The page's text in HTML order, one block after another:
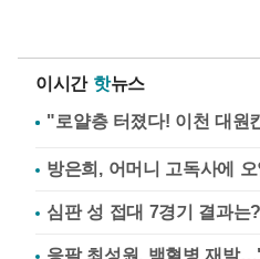
이시간 핫뉴스
방은희, 어머니 고독사에
심판 성 접대 7경기 결과